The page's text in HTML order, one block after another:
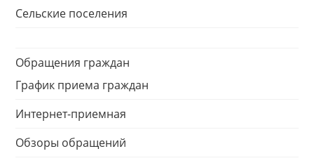
Сельские поселения
Обращения граждан
График приема граждан
Интернет-приемная
Обзоры обращений